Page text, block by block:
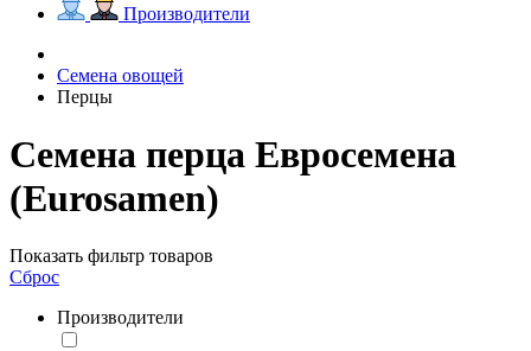
Производители
Семена овощей
Перцы
Семена перца Евросемена
(Eurosamen)
Показать фильтр товаров
Сброс
Производители